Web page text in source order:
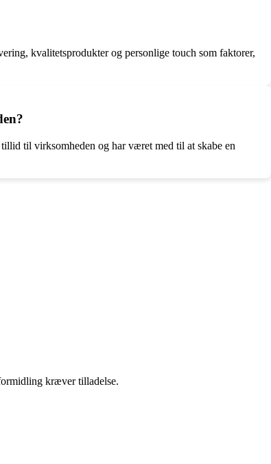
kvalitetsprodukter og personlige touch som faktorer,
til virksomheden og har været med til at skabe en
kræver tilladelse.